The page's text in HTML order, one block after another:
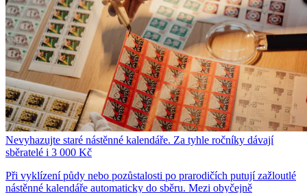
Nevyhazujte staré nástěnné kalendáře. Za tyhle ročníky dávají
sběratelé i 3 000 Kč
Při vyklízení půdy nebo pozůstalosti po prarodičích putují zažloutlé
nástěnné kalendáře automaticky do sběru. Mezi obyčejně